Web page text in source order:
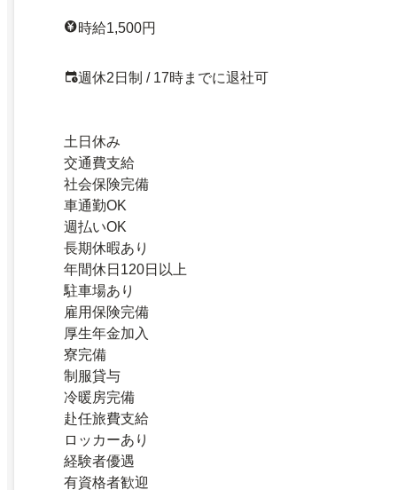
時給1,500円
週休2日制 / 17時までに退社可
土日休み
交通費支給
社会保険完備
車通勤OK
週払いOK
長期休暇あり
年間休日120日以上
駐車場あり
雇用保険完備
厚生年金加入
寮完備
制服貸与
冷暖房完備
赴任旅費支給
ロッカーあり
経験者優遇
有資格者歓迎